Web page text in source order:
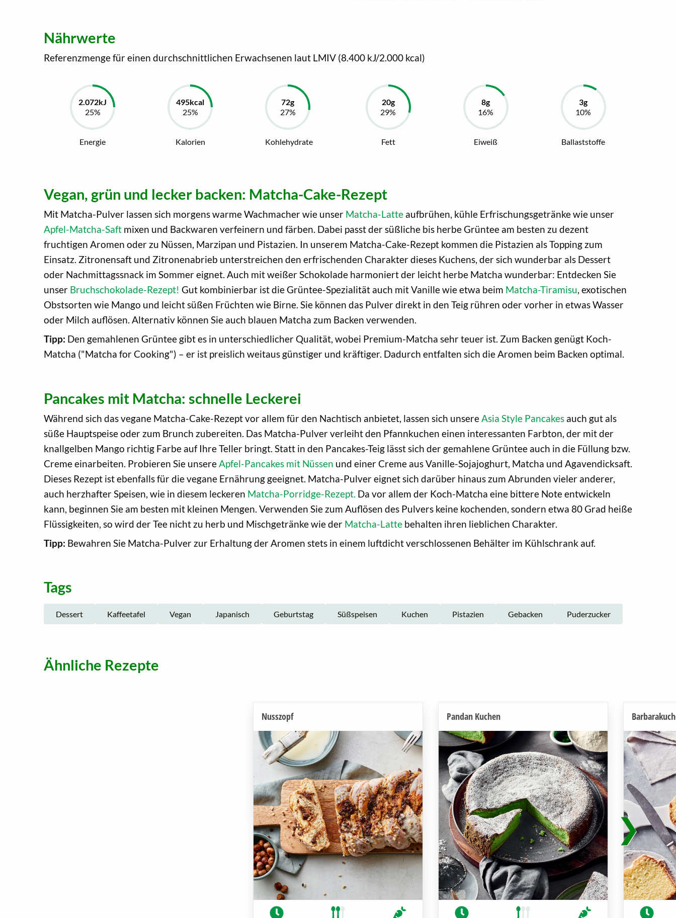
Nährwerte
Referenzmenge für einen durchschnittlichen Erwachsenen laut LMIV (8.400 kJ/2.000 kcal)
Energie Kalorien Kohlehydrate Fett Eiweiß Ballaststoffe
Vegan, grün und lecker backen: Matcha-Cake-Rezept
Mit Matcha-Pulver lassen sich morgens warme Wachmacher wie unser Matcha-Latte aufbrühen, kühle Erfrischungsgetränke wie unser
Apfel-Matcha-Saft mixen und Backwaren verfeinern und färben. Dabei passt der süßliche bis herbe Grüntee am besten zu dezent
fruchtigen Aromen oder zu Nüssen, Marzipan und Pistazien. In unserem Matcha-Cake-Rezept kommen die Pistazien als Topping zum
Einsatz. Zitronensaft und Zitronenabrieb unterstreichen den erfrischenden Charakter dieses Kuchens, der sich wunderbar als Dessert
oder Nachmittagssnack im Sommer eignet. Auch mit weißer Schokolade harmoniert der leicht herbe Matcha wunderbar: Entdecken Sie
unser Bruchschokolade-Rezept! Gut kombinierbar ist die Grüntee-Spezialität auch mit Vanille wie etwa beim Matcha-Tiramisu , exotischen
Obstsorten wie Mango und leicht süßen Früchten wie Birne. Sie können das Pulver direkt in den Teig rühren oder vorher in etwas Wasser
oder Milch auflösen. Alternativ können Sie auch blauen Matcha zum Backen verwenden.
Tipp: Den gemahlenen Grüntee gibt es in unterschiedlicher Qualität, wobei Premium-Matcha sehr teuer ist. Zum Backen genügt Koch-
Matcha ("Matcha for Cooking") – er ist preislich weitaus günstiger und kräftiger. Dadurch entfalten sich die Aromen beim Backen optimal.
Pancakes mit Matcha: schnelle Leckerei
Während sich das vegane Matcha-Cake-Rezept vor allem für den Nachtisch anbietet, lassen sich unsere Asia Style Pancakes auch gut als
süße Hauptspeise oder zum Brunch zubereiten. Das Matcha-Pulver verleiht den Pfannkuchen einen interessanten Farbton, der mit der
knallgelben Mango richtig Farbe auf Ihre Teller bringt. Statt in den Pancakes-Teig lässt sich der gemahlene Grüntee auch in die Füllung bzw.
Creme einarbeiten. Probieren Sie unsere Apfel-Pancakes mit Nüssen und einer Creme aus Vanille-Sojajoghurt, Matcha und Agavendicksaft.
Dieses Rezept ist ebenfalls für die vegane Ernährung geeignet. Matcha-Pulver eignet sich darüber hinaus zum Abrunden vieler anderer,
auch herzhafter Speisen, wie in diesem leckeren Matcha-Porridge-Rezept. Da vor allem der Koch-Matcha eine bittere Note entwickeln
kann, beginnen Sie am besten mit kleinen Mengen. Verwenden Sie zum Auflösen des Pulvers keine kochenden, sondern etwa 80 Grad heiße
Flüssigkeiten, so wird der Tee nicht zu herb und Mischgetränke wie der Matcha-Latte behalten ihren lieblichen Charakter.
Tipp: Bewahren Sie Matcha-Pulver zur Erhaltung der Aromen stets in einem luftdicht verschlossenen Behälter im Kühlschrank auf.
Tags
Dessert Kaffeetafel Vegan Japanisch Geburtstag Süßspeisen Kuchen Pistazien Gebacken Puderzucker
Ähnliche Rezepte
Nusszopf Pandan Kuchen